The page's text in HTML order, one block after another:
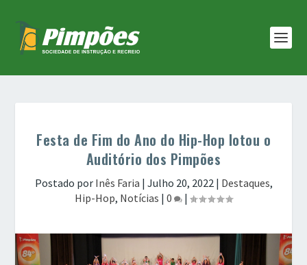
Festa de Fim do Ano do Hip-Hop lotou o
Auditório dos Pimpões
Postado por Inês Faria | Julho 20, 2022| Destaques,
Hip-Hop, Notícias | 0 |